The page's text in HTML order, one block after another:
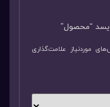
“محصول”
موردنیاز علامت‌گذاری